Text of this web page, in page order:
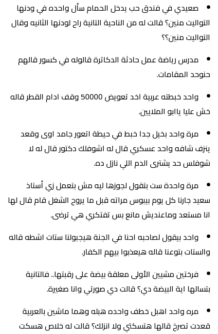
صعيدي في فندق حب يدخل الحمام سأل واحده في ودنها
التواليت منين؟ قالت له من الناحية التانية راح لودنها الثانيه وقال
التواليت منين؟؟
مدرس رياضة عمل حادثة الدكاترة قالوله في كسور قالهم
حنوحد المقامات.
واحد خبطته عربية اخد تعويض 50000 وقف ادام القطر قاله
خش عليا ياابو الملايين.
مرة واحد بخيل جدا خبط في حيطة اتعور جامد اوى وقعد
ينزف شافه واحد عسكري قال له اشوفلك دكتور قال له لا
شوفلس حد يشترى الدم اللي نازل ده.
مرة واحدة ست بتقول لجوزها ليه مش بتعمل زي أستاذ
سعيد جارنا كل يوم بيبوس مراته قبل ما يروح الشغل قام قال لها
انا مستعد وماعنديش مانع بس تفتكري هي ترضى.
واحد بيقول لصاحبه احنا في الجنة هيجبولنا ستات اشطه قاله
والستات بتوعنا قاله هيعذبوا بيهم الكفار.
فرختين مشيين الأولى معلقة بيضة على رقبتها.. فالتانية
بتسالها اية البيضة دي؟ قالت دي صورتي وانا صغيرة.
مره واحد اهبل خطف واحده هبله وهما ماشين بالعربية
قعدت تصرخ قالها هتسكتي ولا انزلك؟ قالت له خلاص هسكت